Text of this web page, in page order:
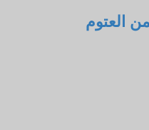
العتوم